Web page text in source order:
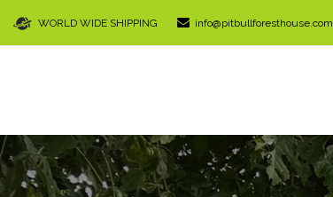
WORLD WIDE SHIPPING info@pitbullforesthouse.com